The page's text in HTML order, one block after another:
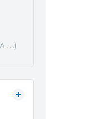
…)